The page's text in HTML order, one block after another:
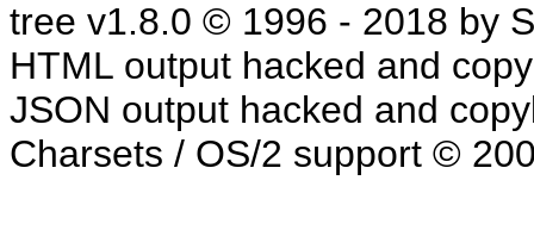
tree v1.8.0 © 1996 - 2018 by
HTML output hacked and
JSON output hacked and
Charsets / OS/2 support ©